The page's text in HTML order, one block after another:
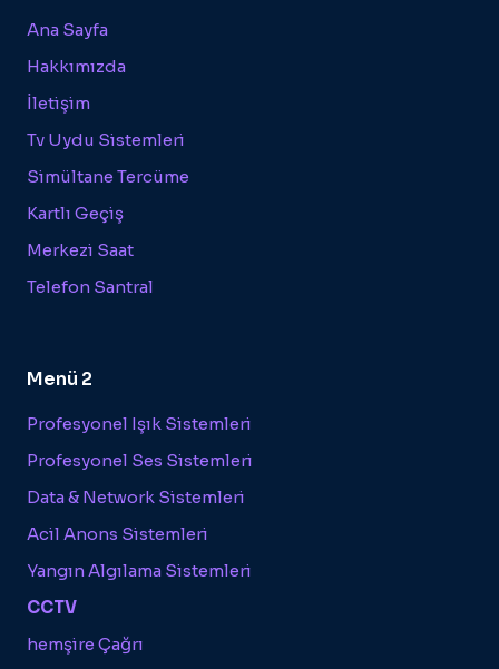
Ana Sayfa
Hakkımızda
İletişim
Tv Uydu Sistemleri
Simültane Tercüme
Kartlı Geçiş
Merkezi Saat
Telefon Santral
Menü 2
Profesyonel Işık Sistemleri
Profesyonel Ses Sistemleri
Data & Network Sistemleri
Acil Anons Sistemleri
Yangın Algılama Sistemleri
CCTV
hemşire Çağrı